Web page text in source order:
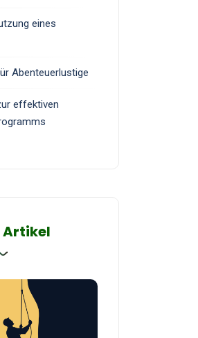
eines
Abenteuerlustige
effektiven
Artikel